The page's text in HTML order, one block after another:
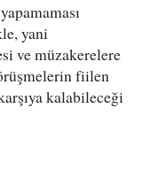
yani
ve müzakerelere
fiilen
kalabileceği